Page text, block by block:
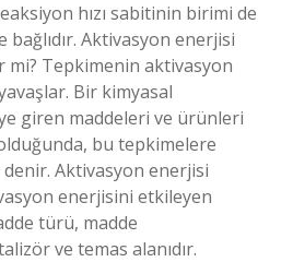
hızı sabitinin birimi de
Aktivasyon enerjisi
mi? Tepkimenin aktivasyon
Bir kimyasal
giren maddeleri ve ürünleri
bu tepkimelere
Aktivasyon enerjisi
enerjisini etkileyen
türü, madde
ve temas alanıdır.